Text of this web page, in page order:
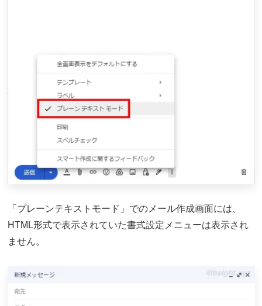
「プレーンテキストモード」でのメール作成画面には、
HTML形式で表示されていた書式設定メニューは表示され
ません。